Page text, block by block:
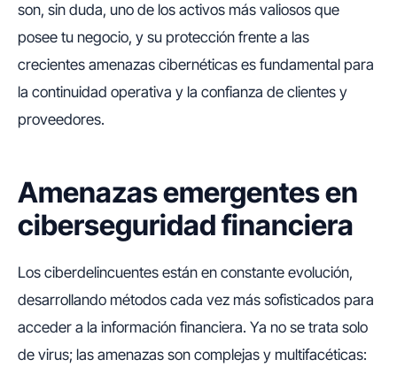
son, sin duda, uno de los activos más valiosos que
posee tu negocio, y su protección frente a las
crecientes amenazas cibernéticas es fundamental para
la continuidad operativa y la confianza de clientes y
proveedores.
Amenazas emergentes en
ciberseguridad financiera
Los ciberdelincuentes están en constante evolución,
desarrollando métodos cada vez más sofisticados para
acceder a la información financiera. Ya no se trata solo
de virus; las amenazas son complejas y multifacéticas: